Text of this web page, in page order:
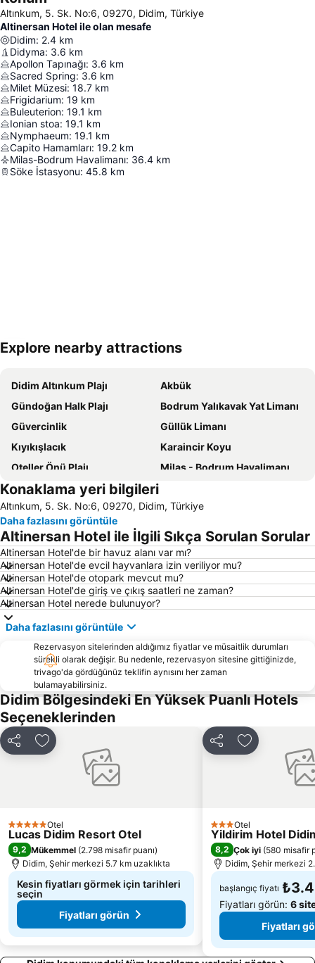
Altınkum, 5. Sk. No:6, 09270, Didim, Türkiye
Altinersan Hotel ile olan mesafe
Didim: 2.4 km
Didyma: 3.6 km
Apollon Tapınağı: 3.6 km
Sacred Spring: 3.6 km
Milet Müzesi: 18.7 km
Frigidarium: 19 km
Buleuterion: 19.1 km
Ionian stoa: 19.1 km
Nymphaeum: 19.1 km
Capito Hamamları: 19.2 km
Milas-Bodrum Havalimanı: 36.4 km
Söke İstasyonu: 45.8 km
Haritayı genişlet
Explore nearby attractions
Didim Altınkum Plajı
Akbük
Gündoğan Halk Plajı
Bodrum Yalıkavak Yat Limanı
Güvercinlik
Güllük Limanı
Kıyıkışlacık
Karaincir Koyu
Oteller Önü Plajı
Milas - Bodrum Havalimanı
Bodrum Kalesi
Bitez Halk Plajı
Aquapark Bodrum
Gümbet Plajı
Didim Aqua Park
Ortakent Halk Plajı
Bodrum Yat Limanı
Mavişehir
D-Marin Turgutreis Marina
Göltürkbükü Sahili
Yalıkavlak Halk Plajı
Dilek Yarımadası Milli Parkı
Turgutreis Gunbatımı Plajı
D-Marin Didim Marina
Uzun Plaj
Bafa Gölü
Altın Plajı
3. Koy Halk Plajı
D-Marin Turgutreis
Palmarina Yalıkavak
Xuma beach
Yalıköy
Pythagoreion and Heraion of Samos
Bodrum Dolphin Park
Pythagorio
Marina Yat Kulübü
Halikarnas
Sahte Cennet Beach Club Bar & Restoran
Palmarina Bodrum
Bodrum Amfitiyatro
Apollo Temple
Milas Tour
Konaklama yeri bilgileri
Altınkum, 5. Sk. No:6, 09270, Didim, Türkiye
Daha fazlasını görüntüle
Altinersan Hotel ile İlgili Sıkça Sorulan Sorular
Altinersan Hotel'de bir havuz alanı var mı?
Altinersan Hotel'de evcil hayvanlara izin veriliyor mu?
Altinersan Hotel'de otopark mevcut mu?
Altinersan Hotel'de giriş ve çıkış saatleri ne zaman?
Altinersan Hotel nerede bulunuyor?
Daha fazlasını görüntüle
Rezervasyon sitelerinden aldığımız fiyatlar ve müsaitlik durumları
sürekli olarak değişir. Bu nedenle, rezervasyon sitesine gittiğinizde,
trivago'da gördüğünüz teklifin aynısını her zaman
bulamayabilirsiniz.
Didim Bölgesindeki En Yüksek Puanlı Hotels
Seçeneklerinden
Paylaş Favorilerime ekle
5 Yıldız Otel
Lucas Didim Resort Otel
9,2 Mükemmel (2.798 misafir puanı)
Didim, Şehir merkezi 5.7 km uzaklıkta
Kesin fiyatları görmek için tarihleri
seçin
Fiyatları görün
Paylaş Favorilerime
3 Yıldız
Otel
Yildirim Hotel
8,2 Çok iyi (580 misafir
Didim, Şehir merkezi
başlangıç fiyatı
Fiyatları görün: 6
Fiyatları